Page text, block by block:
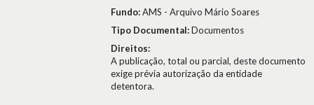
Fundo:AMS - Arquivo Mário Soares
Tipo Documental:Documentos
Direitos:
A publicação, total ou parcial, deste documento
exige prévia autorização da entidade
detentora.